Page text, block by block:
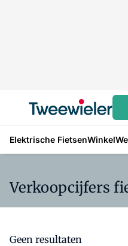
Elektrische FietsenWinkel
Verkoopcijfers
Geen resultaten